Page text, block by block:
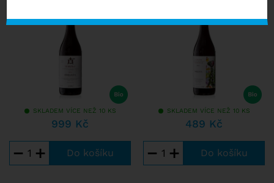
naopak příznivý vliv na jeho obrovský potenciál k archivaci,
po níž jako vyzrálá vynikají komplexní vůní lesních plodů,
fialek, tabáku, čokolády, podhoubí a ... samozřejmě lanýžů.
(Syn.: Spanna, Chiavennasca, Picotener, Pugnet...)
SKLADEM VÍCE NEŽ 10 KS
999 Kč
− +
SKLADEM VÍCE NEŽ 10 KS
489 Kč
− +